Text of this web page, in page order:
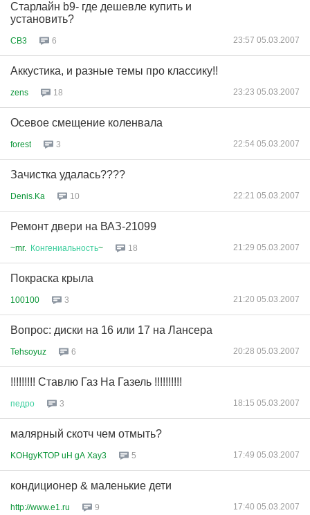
Старлайн b9- где дешевле купить и
установить?
CB3 6 23:57 05.03.2007
Аккустика, и разные темы про классику!!
zens 18 23:23 05.03.2007
Осевое смещение коленвала
forest 3 22:54 05.03.2007
Зачистка удалась????
Denis.Ka 10 22:21 05.03.2007
Ремонт двери на ВАЗ-21099
~mr. Конгениальность~ 18 21:29 05.03.2007
Покраска крыла
100100 3 21:20 05.03.2007
Вопрос: диски на 16 или 17 на Лансера
Tehsoyuz 6 20:28 05.03.2007
!!!!!!!!! Ставлю Газ На Газель !!!!!!!!!!
педро 3 18:15 05.03.2007
малярный скотч чем отмыть?
KOHgyKTOP uH gA Xay3 5 17:49 05.03.2007
кондиционер & маленькие дети
http://www.e1.ru 9 17:40 05.03.2007